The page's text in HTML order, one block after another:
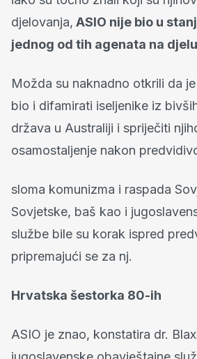
djelovanja, ASIO nije bio u
jednog od tih agenata na
Možda su naknadno otkrili da
bio i difamirati iseljenike iz
država u Australiji i spriječiti
osamostaljenje nakon
sloma komunizma i raspada
Sovjetske, baš kao i
službe bile su korak ispred
pripremajući se za nj.
Hrvatska šestorka 80-ih
ASIO je znao, konstatira dr.